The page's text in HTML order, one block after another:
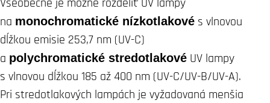
na monochromatické nízkotlakové s vlnovou
dĺžkou emisie 253,7 nm (UV-C)
a polychromatické stredotlakové UV lampy
s vlnovou dĺžkou 185 až 400 nm (UV-C/UV-B/UV-A).
Pri stredotlakových lampách je vyžadovaná menšia